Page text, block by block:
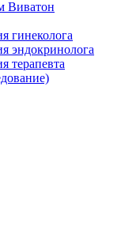
Виватон
гинеколога
эндокринолога
терапевта